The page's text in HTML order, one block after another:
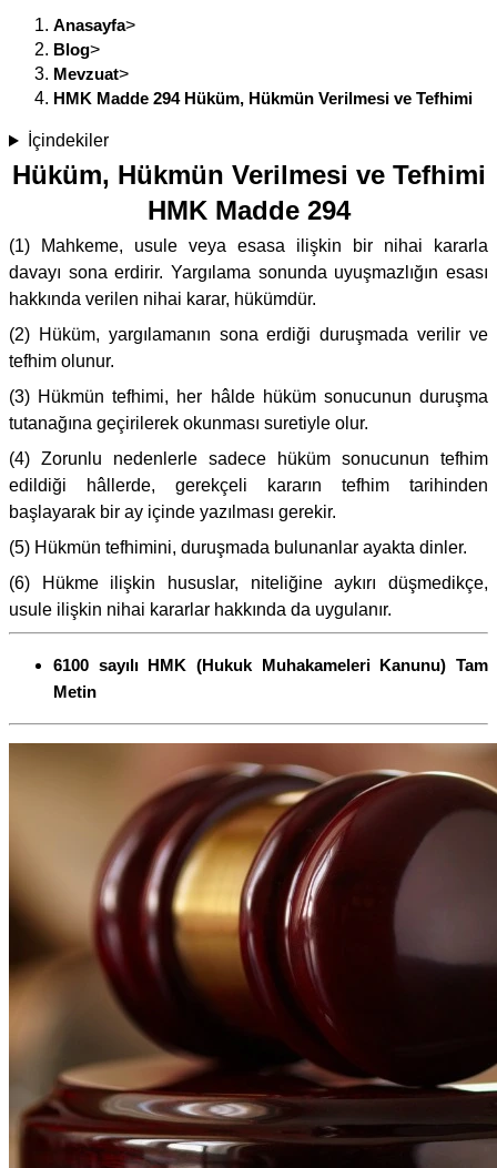
Anasayfa>
Blog>
Mevzuat>
HMK Madde 294 Hüküm, Hükmün Verilmesi ve Tefhimi
İçindekiler
Hüküm, Hükmün Verilmesi ve Tefhimi
HMK Madde 294
(1) Mahkeme, usule veya esasa ilişkin bir nihai kararla
davayı sona erdirir. Yargılama sonunda uyuşmazlığın esası
hakkında verilen nihai karar, hükümdür.
(2) Hüküm, yargılamanın sona erdiği duruşmada verilir ve
tefhim olunur.
(3) Hükmün tefhimi, her hâlde hüküm sonucunun duruşma
tutanağına geçirilerek okunması suretiyle olur.
(4) Zorunlu nedenlerle sadece hüküm sonucunun tefhim
edildiği hâllerde, gerekçeli kararın tefhim tarihinden
başlayarak bir ay içinde yazılması gerekir.
(5) Hükmün tefhimini, duruşmada bulunanlar ayakta dinler.
(6) Hükme ilişkin hususlar, niteliğine aykırı düşmedikçe,
usule ilişkin nihai kararlar hakkında da uygulanır.
6100 sayılı HMK (Hukuk Muhakameleri Kanunu) Tam
Metin